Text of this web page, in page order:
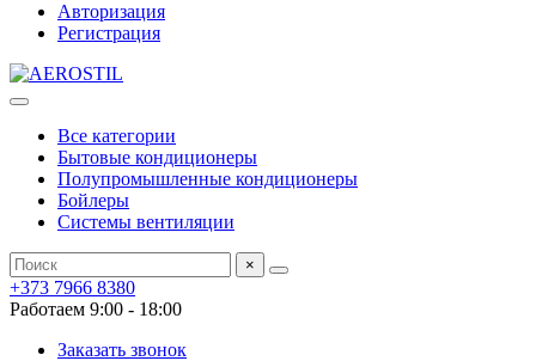
Авторизация
Регистрация
Все категории
Бытовые кондиционеры
Полупромышленные кондиционеры
Бойлеры
Системы вентиляции
×
+373 7966 8380
Работаем 9:00 - 18:00
Заказать звонок